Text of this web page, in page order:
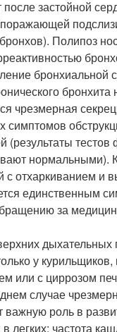
после застойной
Полипоз
бронхиальной
бронхита
чрезмерная
симптомов
(результаты тестов
нормальными).
с отхаркиванием и
единственным
за
дыхательных
у курильщиков,
или с циррозом
случае
важную роль в
легких; частота